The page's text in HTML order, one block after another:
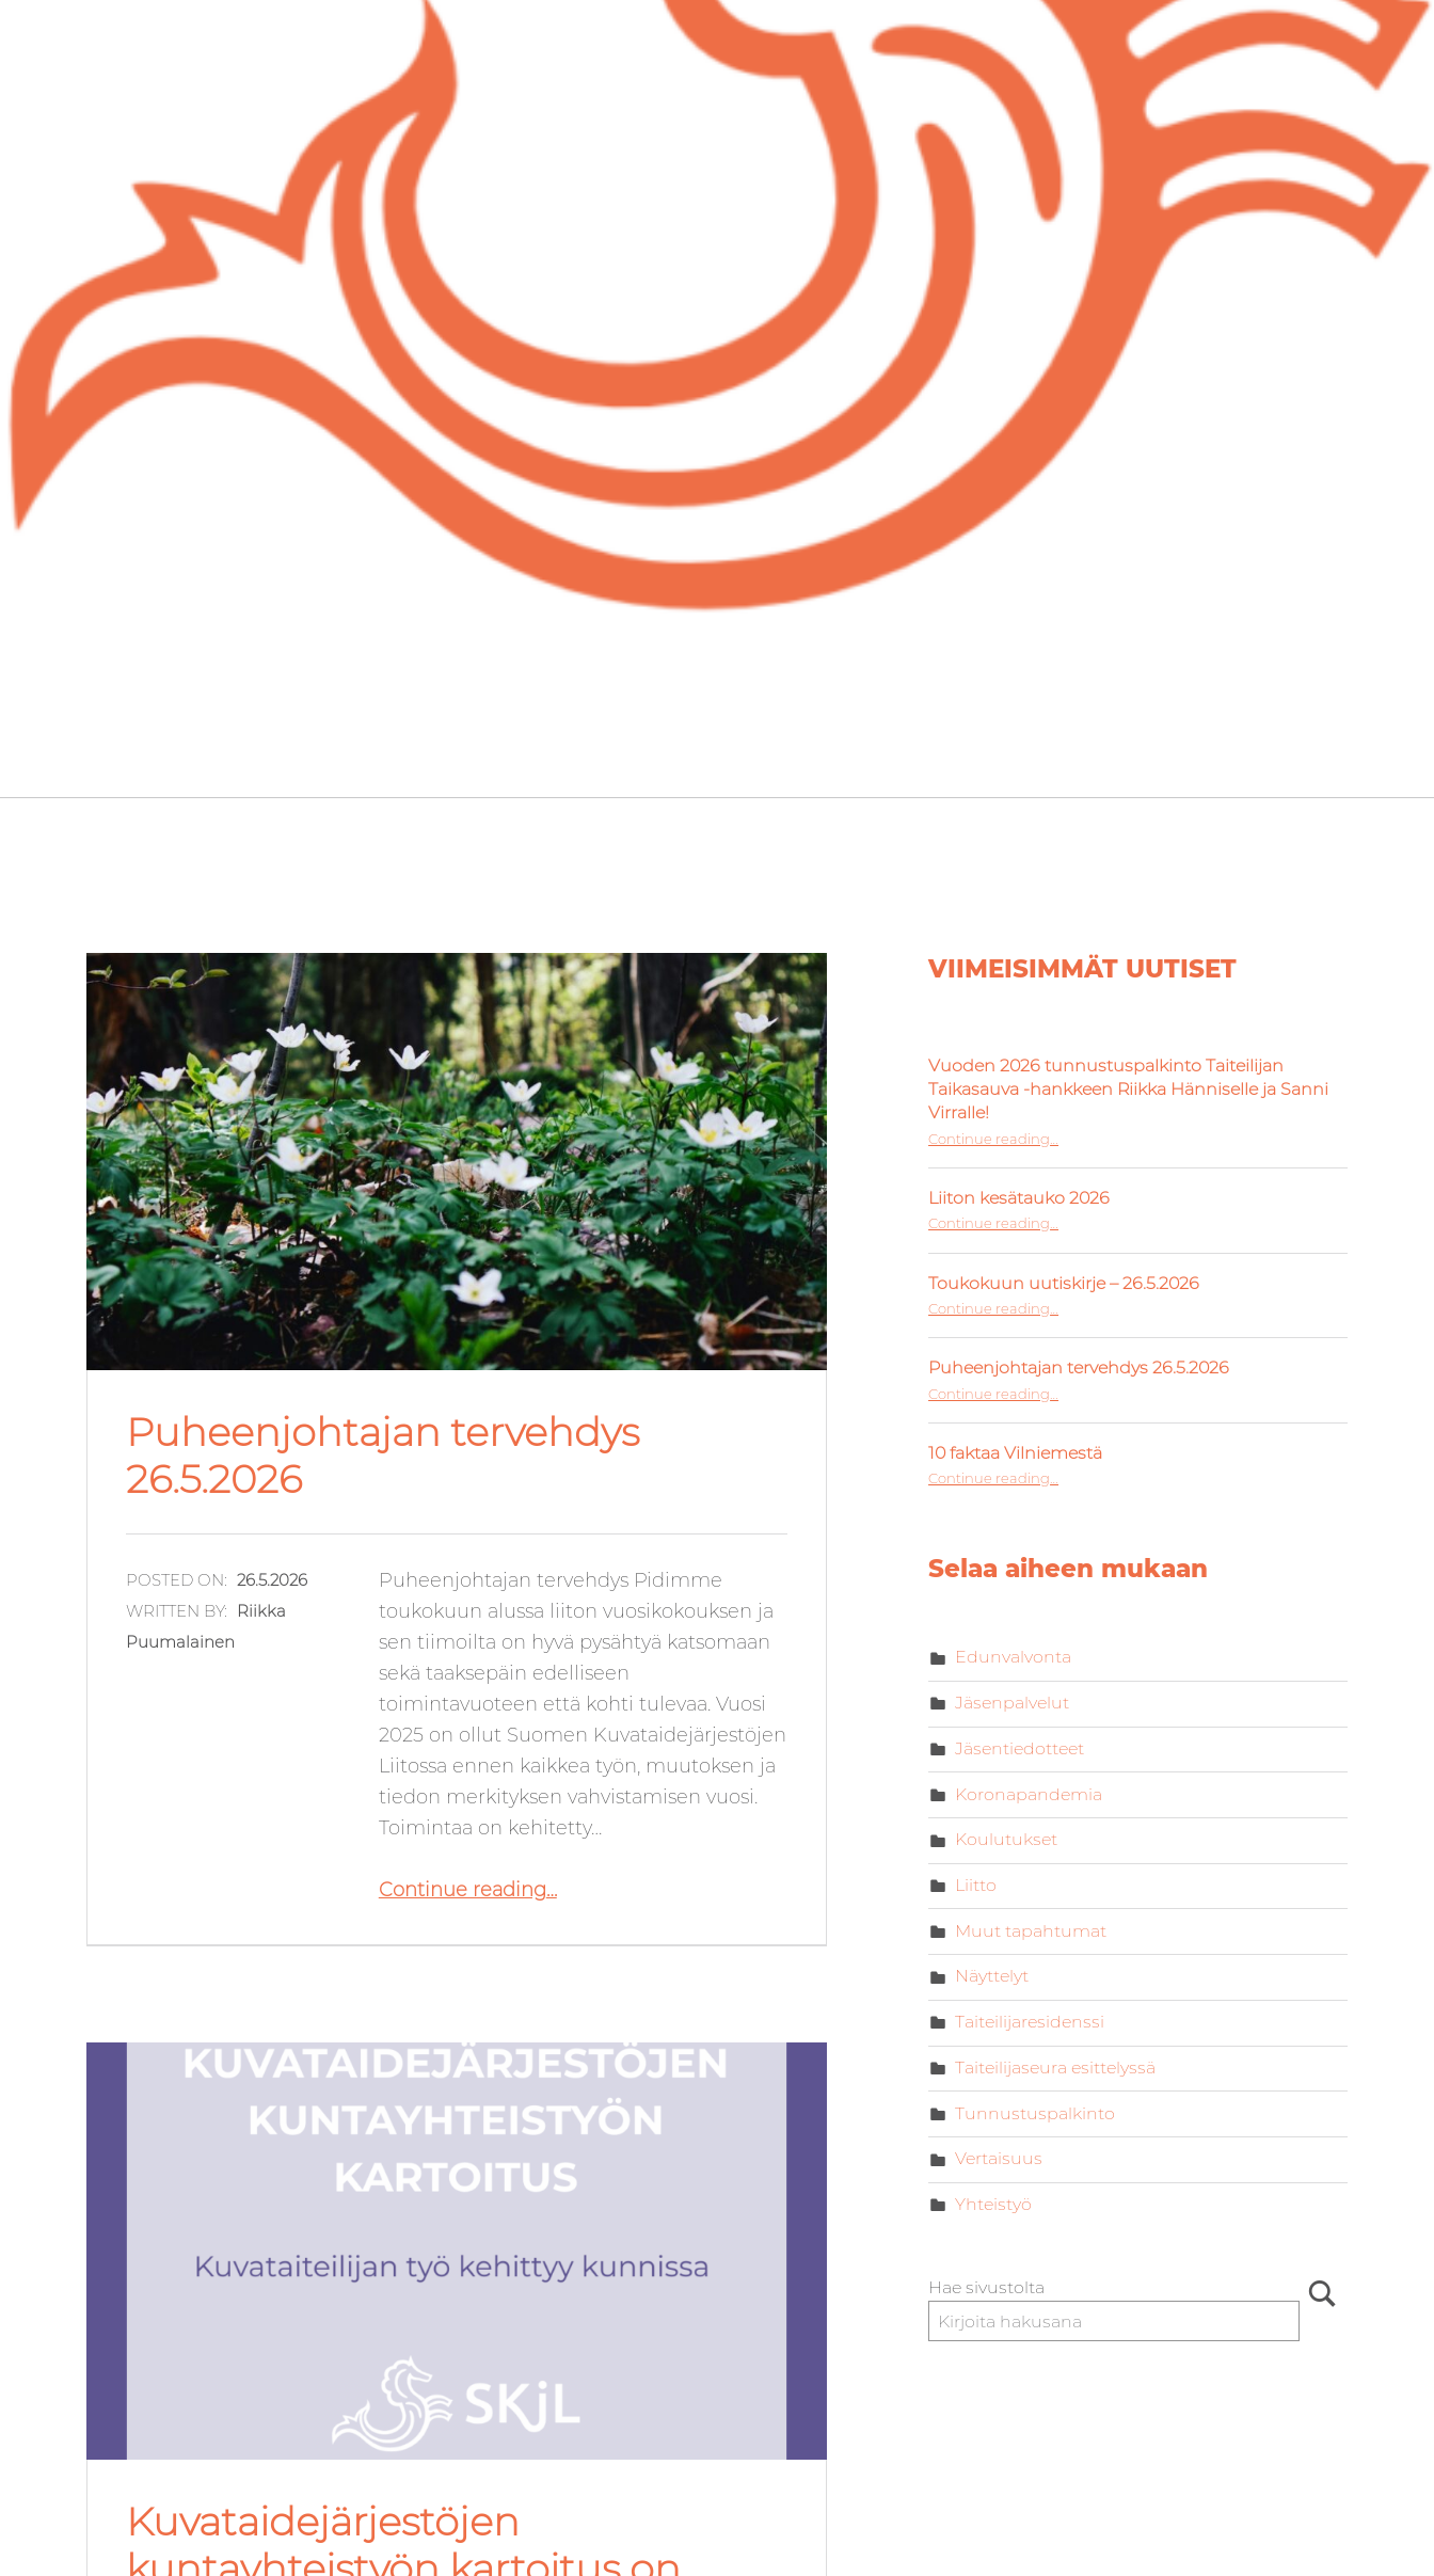
Puheenjohtajan tervehdys
26.5.2026
POSTED ON: 26.5.2026
WRITTEN BY:
Riikka
Puumalainen
Puheenjohtajan tervehdys Pidimme
toukokuun alussa liiton vuosikokouksen ja
sen tiimoilta on hyvä pysähtyä katsomaan
sekä taaksepäin edelliseen
toimintavuoteen että kohti tulevaa. Vuosi
2025 on ollut Suomen Kuvataidejärjestöjen
Liitossa ennen kaikkea työn, muutoksen ja
tiedon merkityksen vahvistamisen vuosi.
Toimintaa on kehitetty…
Continue reading…
Kuvataidejärjestöjen
VIIMEISIMMÄT UUTISET
Vuoden 2026 tunnustuspalkinto Taiteilijan
Taikasauva -hankkeen Riikka Hänniselle ja Sanni
Virralle!
Continue reading
Liiton kesätauko 2026
Continue reading…
Toukokuun uutiskirje – 26.5.2026
Continue reading
Puheenjohtajan tervehdys 26.5.2026
Continue reading
10 faktaa Vilniemestä
Continue reading
Selaa aiheen mukaan
Edunvalvonta
Jäsenpalvelut
Jäsentiedotteet
Koronapandemia
Koulutukset
Liitto
Muut tapahtumat
Näyttelyt
Taiteilijaresidenssi
Taiteilijaseura esittelyssä
Tunnustuspalkinto
Vertaisuus
Yhteistyö
Hae sivustolta